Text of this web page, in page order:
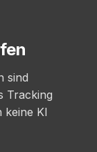
sind
Tracking
keine KI